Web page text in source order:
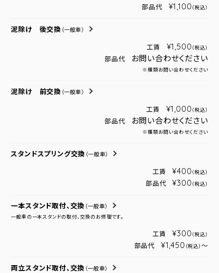
部品代 ¥1,100 （税込）
泥除け 後交換 （一般車）
工賃 ¥1,500 （税込）
部品代 お問い合わせください
※種類お問い合わせください
泥除け 前交換 （一般車）
工賃 ¥1,000 （税込）
部品代 お問い合わせください
※種類お問い合わせください
スタンドスプリング交換 （一般車）
工賃 ¥400 （税込）
部品代 ¥300 （税込）
一本スタンド取付、交換 （一般車）
一般車の一本スタンドの取付、交換のお修理です。
工賃 ¥300 （税込）
部品代 ¥1,450 （税込） ～
両立スタンド取付、交換 （一般車）